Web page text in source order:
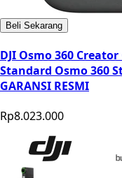
Beli Sekarang
DJI Osmo 360
Standard Osmo 360
GARANSI RESMI
Rp8.023.000